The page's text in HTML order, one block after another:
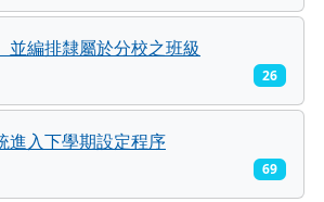
並編排隸屬於分校之班級
26
進入下學期設定程序
69